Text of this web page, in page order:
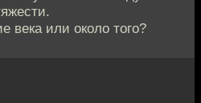
века или около того?